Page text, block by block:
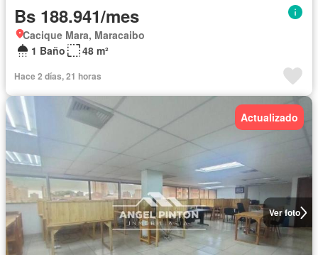
Bs 188.941/mes
Cacique Mara, Maracaibo
1 Baño
48 m²
Hace 2 días, 21 horas
Ver foto
Actualizado